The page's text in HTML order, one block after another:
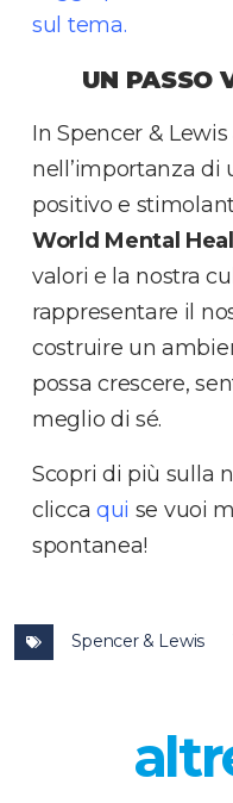
sul tema.
UN PASSO
In Spencer &
nell’importanza di
positivo e
World Mental
valori e la nostra
rappresentare il
costruire un
possa crescere,
meglio di sé.
Scopri di più sulla
clicca qui se vuoi
spontanea!
Spencer & Lewis